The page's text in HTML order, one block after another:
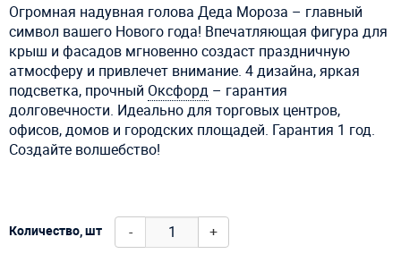
Огромная надувная голова Деда Мороза – главный
символ вашего Нового года! Впечатляющая фигура для
крыш и фасадов мгновенно создаст праздничную
атмосферу и привлечет внимание. 4 дизайна, яркая
подсветка, прочный Оксфорд – гарантия
долговечности. Идеально для торговых центров,
офисов, домов и городских площадей. Гарантия 1 год.
Создайте волшебство!
Количество, шт - +